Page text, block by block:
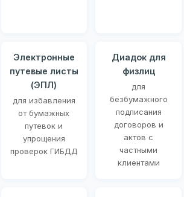
Электронные
путевые листы
(ЭПЛ)
для избавления
от бумажных
путевок и
упрощения
проверок ГИБДД
Диадок для
физлиц
для
безбумажного
подписания
договоров и
актов с
частными
клиентами